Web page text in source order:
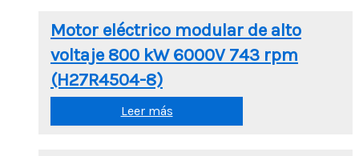
Motor eléctrico modular de alto
voltaje 800 kW 6000V 743 rpm
(H27R4504-8)
Leer más